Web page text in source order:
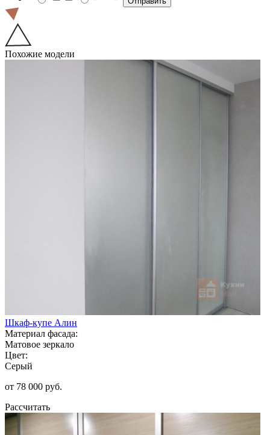
Похожие модели
Шкаф-купе Алин
Материал фасада:
Матовое зеркало
Цвет:
Серый
от 78 000 руб.
Рассчитать